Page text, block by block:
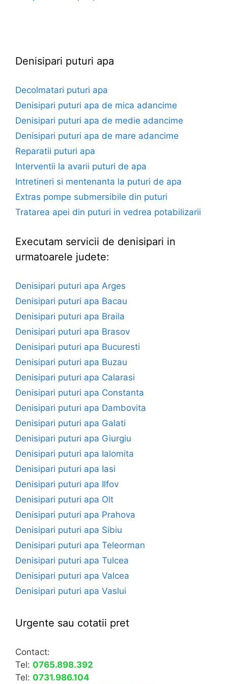
Denisipari puturi apa
Decolmatari puturi apa
Denisipari puturi apa de mica adancime
Denisipari puturi apa de medie adancime
Denisipari puturi apa de mare adancime
Reparatii puturi apa
Interventii la avarii puturi de apa
Intretineri si mentenanta la puturi de apa
Extras pompe submersibile din puturi
Tratarea apei din puturi in vedrea potabilizarii
Executam servicii de denisipari in
urmatoarele judete:
Denisipari puturi apa Arges
Denisipari puturi apa Bacau
Denisipari puturi apa Braila
Denisipari puturi apa Brasov
Denisipari puturi apa Bucuresti
Denisipari puturi apa Buzau
Denisipari puturi apa Calarasi
Denisipari puturi apa Constanta
Denisipari puturi apa Dambovita
Denisipari puturi apa Galati
Denisipari puturi apa Giurgiu
Denisipari puturi apa Ialomita
Denisipari puturi apa Iasi
Denisipari puturi apa Ilfov
Denisipari puturi apa Olt
Denisipari puturi apa Prahova
Denisipari puturi apa Sibiu
Denisipari puturi apa Teleorman
Denisipari puturi apa Tulcea
Denisipari puturi apa Valcea
Denisipari puturi apa Vaslui
Urgente sau cotatii pret
Contact:
Tel: 0765.898.392
Tel: 0731.986.104